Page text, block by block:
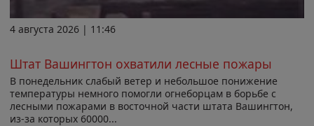
4 августа 2026 | 11:46
Штат Вашингтон охватили лесные пожары
В понедельник слабый ветер и небольшое понижение
температуры немного помогли огнеборцам в борьбе с
лесными пожарами в восточной части штата Вашингтон,
из-за которых 60000...